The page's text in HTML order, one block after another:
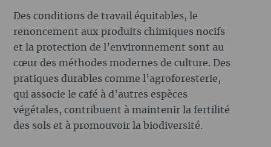
Des conditions de travail équitables, le
renoncement aux produits chimiques nocifs
et la protection de l’environnement sont au
cœur des méthodes modernes de culture. Des
pratiques durables comme l’agroforesterie,
qui associe le café à d’autres espèces
végétales, contribuent à maintenir la fertilité
des sols et à promouvoir la biodiversité.